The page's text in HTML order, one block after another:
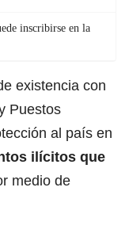
inscribirse en la
existencia con
Puestos
al país en
ilícitos que
medio de